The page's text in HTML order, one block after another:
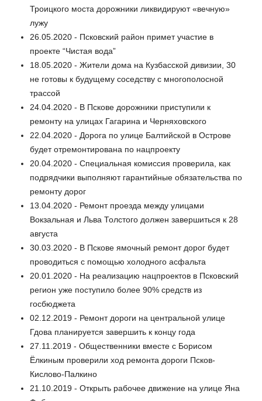
Троицкого моста дорожники ликвидируют «вечную»
лужу
26.05.2020 - Псковский район примет участие в
проекте “Чистая вода”
18.05.2020 - Жители дома на Кузбасской дивизии, 30
не готовы к будущему соседству с многополосной
трассой
24.04.2020 - В Пскове дорожники приступили к
ремонту на улицах Гагарина и Черняховского
22.04.2020 - Дорога по улице Балтийской в Острове
будет отремонтирована по нацпроекту
20.04.2020 - Специальная комиссия проверила, как
подрядчики выполняют гарантийные обязательства по
ремонту дорог
13.04.2020 - Ремонт проезда между улицами
Вокзальная и Льва Толстого должен завершиться к 28
августа
30.03.2020 - В Пскове ямочный ремонт дорог будет
проводиться с помощью холодного асфальта
20.01.2020 - На реализацию нацпроектов в Псковский
регион уже поступило более 90% средств из
госбюджета
02.12.2019 - Ремонт дороги на центральной улице
Гдова планируется завершить к концу года
27.11.2019 - Общественники вместе с Борисом
Ёлкиным проверили ход ремонта дороги Псков-
Кислово-Палкино
21.10.2019 - Открыть рабочее движение на улице Яна